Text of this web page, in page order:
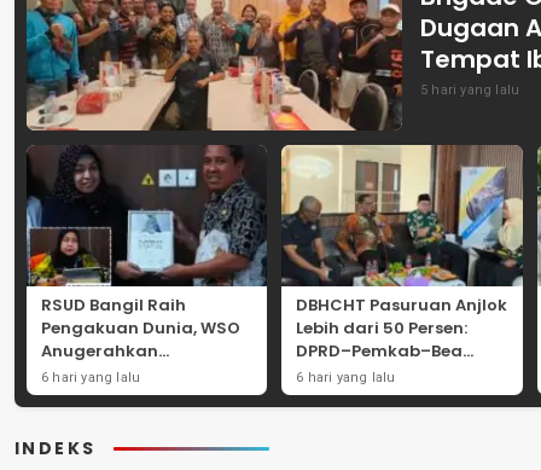
Dugaan
Tempat
5 hari yang lalu
RSUD Bangil Raih
Pengakuan Dunia, WSO
Anugerahkan
Penghargaan
Internasional untuk
6 hari yang lalu
DBHCHT Pasuruan Anjlok
Lebih dari 50 Persen:
DPRD–Pemkab–Bea
Cukai Perkuat Perang
Melawan Peredaran
6 hari yang lalu
INDEKS